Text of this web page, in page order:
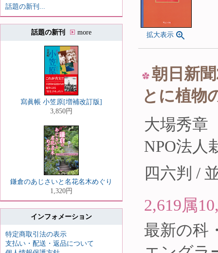
話題の新刊...
話題の新刊 more
寫眞帳 小笠原[増補改訂版]
3,850円
鎌倉のあじさいと名花名木めぐり
1,320円
インフォメーション
特定商取引法の表示
支払い・配送・返品について
拡大表示
朝日新
とに植物
大場秀
NPO法人
四六判 /
2,619属
最新の科